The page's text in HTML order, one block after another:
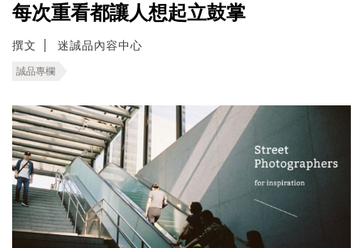
每次重看都讓人想起立鼓掌
撰文 迷誠品內容中心
誠品專欄